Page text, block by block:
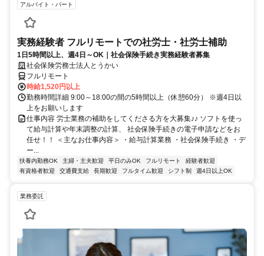
アルバイト・パート
実務経験者 フルリモートでの社労士・社労士補助
1日5時間以上、週4日～OK｜社会保険手続き実務経験者募集
社会保険労務士法人とうかい
フルリモート
時給1,520円以上
勤務時間詳細 9:00～18:00の間の5時間以上（休憩60分） ※週4日以
上をお願いします
仕事内容 労士業務の補助をしてくださる方を大募集♪♪ ソフトを使っ
て給与計算や年末調整の計算、 社会保険手続きの電子申請などをお
任せ！！ ＜主なお仕事内容＞ ・給与計算業務 ・社会保険手続き ・デ
ー...
扶養内勤務OK 主婦・主夫歓迎 平日のみOK フルリモート
経験者歓迎
有資格者歓迎
交通費支給 長期歓迎 フルタイム歓迎 シフト制 週4日以上OK
業務委託